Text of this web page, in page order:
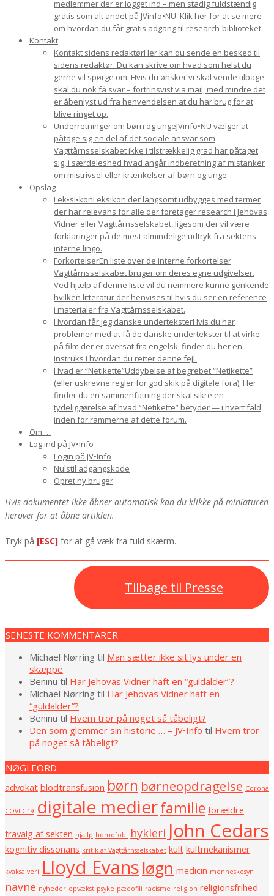
medlemmer der er logget ind – men stadig fuldstændig
gratis som alt andet på JVinfo•NU. Klik her for at se mere
om hvordan du får gratis adgang til research-biblioteket.
Kontakt
Kontakt sidens redaktørHer kan du sende en besked til
sidens redaktør. Du kan skrive om hvad som helst du
gerne vil spørge om. Hvis du ønsker vi skal vende tilbage
skal du nok få svar – fortrinsvist via mail, med mindre det
er åbenlyst ud fra henvendelsen at du har brug for at
blive ringet op.
Underretninger om børn og ungeJVinfo•NU vælger at
påtage sig en del af det sociale ansvar som
Vagttårnsselskabet ikke i tilstrækkelig grad har påtaget
sig, i særdeleshed hvad angår indberetning af mistanker
om mistrivsel eller krænkelser af børn og unge.
Opslag
Lek•si•konLeksikon der langsomt udbygges med termer
der har relevans for alle der foretager research i Jehovas
Vidner eller Vagttårnsselskabet, ligesom der vil være
forklaringer på de mest almindelige udtryk fra sektens
interne lingo.
ForkortelserEn liste over de interne forkortelser
Vagttårnsselskabet bruger om deres egne udgivelser.
Ved hjælp af denne liste vil du nemmere kunne genkende
hvilken litteratur der henvises til hvis du ser en reference
i materialer fra Vagttårnsselskabet.
Hvordan får jeg danske underteksterHvis du har
problemer med at få de danske undertekster til at virke
på film der er oversat fra engelsk, finder du her en
instruks i hvordan du retter denne fejl.
Hvad er “Netikette”Uddybelse af begrebet “Netikette”
(eller uskrevne regler for god skik på digitale fora). Her
finder du en sammenfatning der skal sikre en
tydeliggørelse af hvad “Netikette” betyder — i hvert fald
inden for rammerne af dette forum.
Om …
Log ind på JV•Info
Login på JV•Info
Nulstil adgangskode
Opret ny bruger
Hvis dokumentet ikke åbner automatisk kan du klikke på miniaturen
herover for at åbne artiklen.
Tryk på [ESC] for at gå væk fra fuld skærm.
Tilbage til Presse
2024-
10-
SENESTE KOMMENTARER
Michael Nørring til Man sætter ikke sit lys under en
skæppe
Beninu til Har Jehovas Vidner haft en “guldalder”?
Michael Nørring til Har Jehovas Vidner haft en
“guldalder”?
Beninu til Hvem tror på noget så tåbeligt?
Den som glemmer sin historie … – JV•Info til Hvem tror
på noget så tåbeligt?
NØGLEORD
advokat blodtransfusion børn børneopdragelse Corona
COVID-19 digitale medierfamilie forældre
fravalg af sekten hjælp homofobi hykleri John Cedars
kognitiv dissonans kritik af Vagttårnsselskabet kult kultmekanismer
kvaksalveri Lloyd Evansløgn medicin menneskesyn
navne nyheder opvækst psyke pædofili racisme religion religionsfrihed